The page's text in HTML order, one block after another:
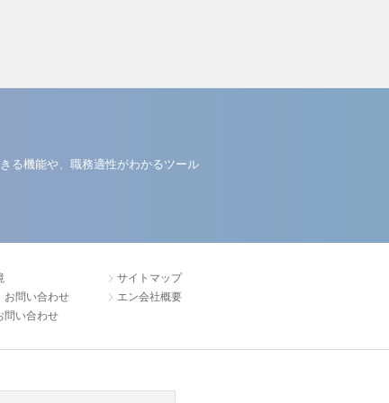
る機能や、職務適性がわかるツール
お問い合わせ
問い合わせ
サイトマップ
エン会社概要